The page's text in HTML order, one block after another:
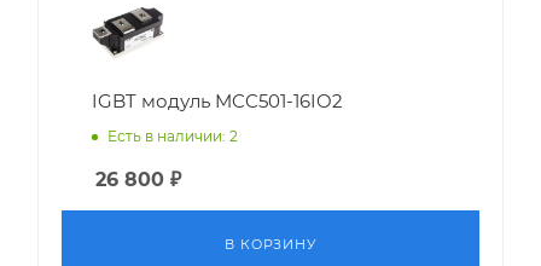
IGBT модуль MCC501-16IO2
Есть в наличии: 2
26 800 ₽
В КОРЗИНУ